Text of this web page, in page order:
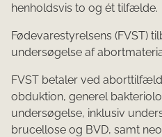
henholdsvis to og ét tilfælde.
Fødevarestyrelsens (FVST)
undersøgelse af
FVST betaler ved
obduktion, generel
undersøgelse, inklusiv
brucellose og BVD, samt